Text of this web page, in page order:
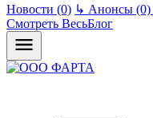
Новости (0) ↳ Анонсы (0)
Смотреть ВесьБлог